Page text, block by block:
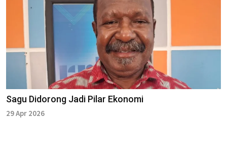
Sagu Didorong Jadi Pilar Ekonomi
29 Apr 2026